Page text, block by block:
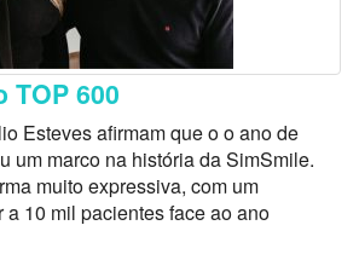
TOP 600
Esteves afirmam que o o ano de
um marco na história da SimSmile.
muito expressiva, com um
a 10 mil pacientes face ao ano